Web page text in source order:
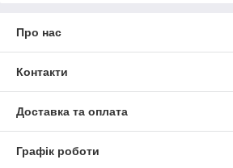
Про нас
Контакти
Доставка та оплата
Графік роботи